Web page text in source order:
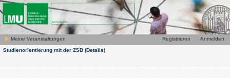
Meine Veranstaltungen Anmelden
Registrieren
Studienorientierung mit der ZSB (Details)